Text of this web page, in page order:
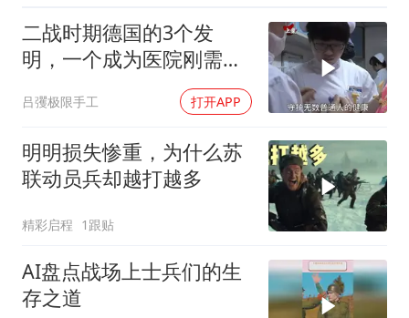
二战时期德国的3个发
明，一个成为医院刚需，
一个让女人爱不释手！
吕彏极限手工 打开APP
明明损失惨重，为什么苏
联动员兵却越打越多
精彩启程 1跟贴
AI盘点战场上士兵们的生
存之道